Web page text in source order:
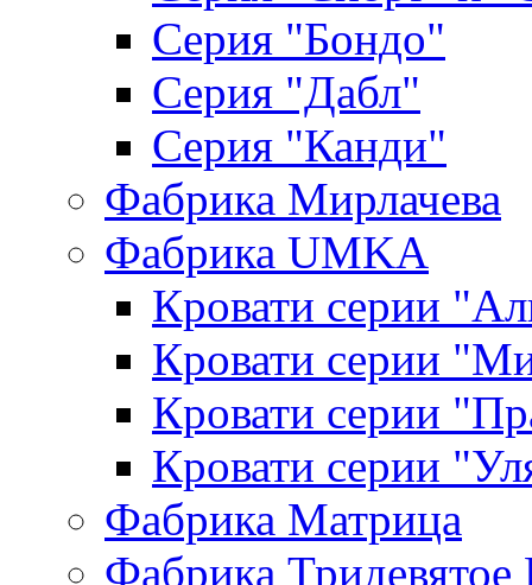
Серия "Бондо"
Серия "Дабл"
Серия "Канди"
Фабрика Мирлачева
Фабрика UMKA
Кровати серии
Кровати серии
Кровати серии
Кровати серии
Фабрика Матрица
Фабрика Тридевятое